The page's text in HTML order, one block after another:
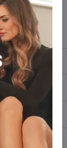
az árut!